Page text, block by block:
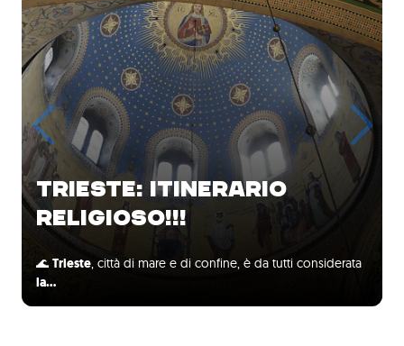
TRIESTE: ITINERARIO
RELIGIOSO!!!
🌊 Trieste, città di mare e di confine, è da tutti considerata
la…